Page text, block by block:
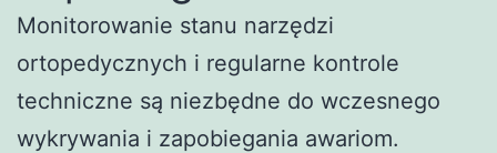
Monitorowanie stanu narzędzi
ortopedycznych i regularne kontrole
techniczne są niezbędne do wczesnego
wykrywania i zapobiegania awariom.